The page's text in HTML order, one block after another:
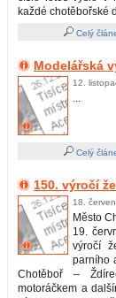
každé chotěbořské
Celý
Modelářská
12.
...
Celý
150. výročí
18.
Město
19.
výročí
parního
Chotěboř –
motoráčkem a